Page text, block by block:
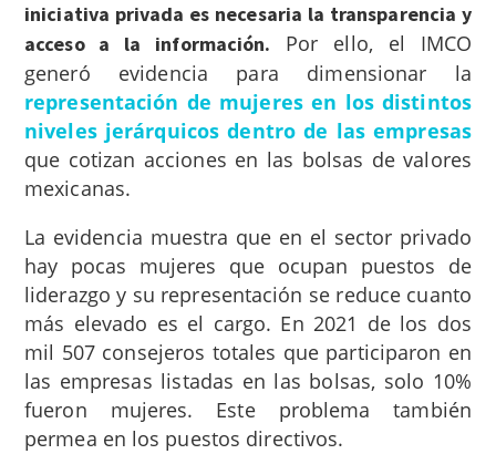
iniciativa privada es necesaria la transparencia y
acceso a la información. Por ello, el IMCO
generó evidencia para dimensionar la
representación de mujeres en los distintos
niveles jerárquicos dentro de las empresas
que cotizan acciones en las bolsas de valores
mexicanas.
La evidencia muestra que en el sector privado
hay pocas mujeres que ocupan puestos de
liderazgo y su representación se reduce cuanto
más elevado es el cargo. En 2021 de los dos
mil 507 consejeros totales que participaron en
las empresas listadas en las bolsas, solo 10%
fueron mujeres. Este problema también
permea en los puestos directivos.